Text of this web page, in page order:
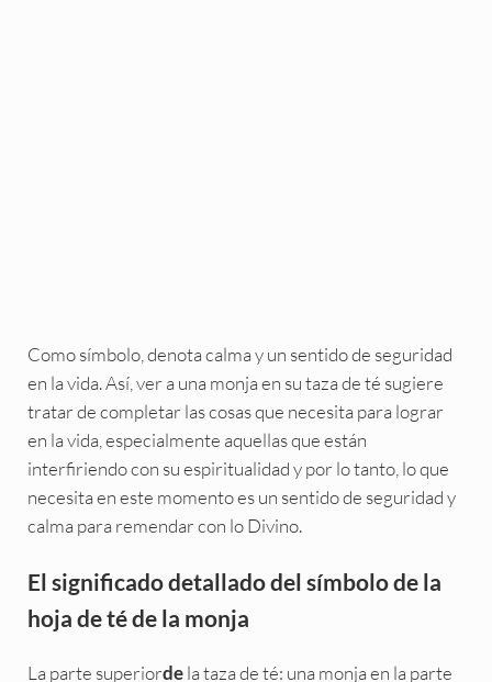
Como símbolo, denota calma y un sentido de seguridad
en la vida. Así, ver a una monja en su taza de té sugiere
tratar de completar las cosas que necesita para lograr
en la vida, especialmente aquellas que están
interfiriendo con su espiritualidad y por lo tanto, lo que
necesita en este momento es un sentido de seguridad y
calma para remendar con lo Divino.
El significado detallado del símbolo de la
hoja de té de la monja
La parte superiordela taza de té: una monja en la parte